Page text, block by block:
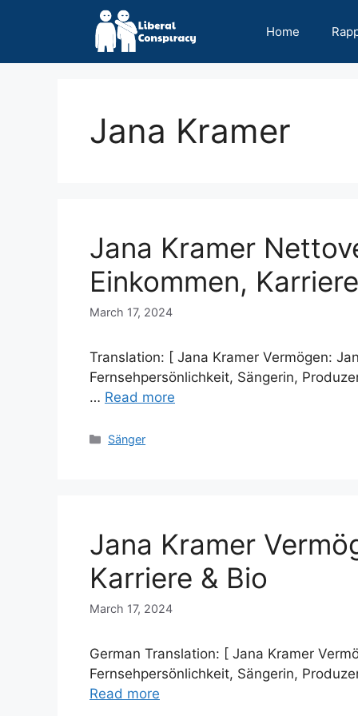
Home
Jana Kramer
Jana Kramer
Einkommen,
March 17, 2024
Translation: [ Jana Kramer Vermögen:
Fernsehpersönlichkeit, Sängerin,
… Read more
Categories
Sänger
Jana Kramer
Karriere & Bio
March 17, 2024
German Translation: [ Jana Kramer
Fernsehpersönlichkeit, Sängerin,
Read more